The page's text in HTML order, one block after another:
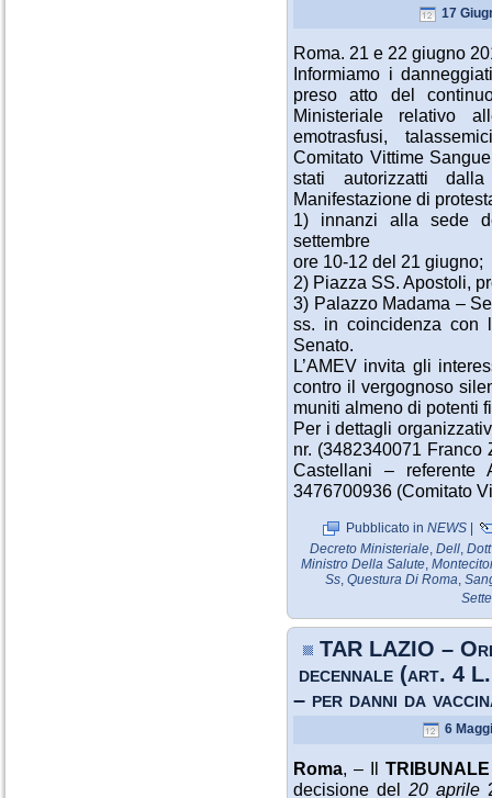
17
Roma. 21 e 22 giugno
Informiamo i
preso atto del
Ministeriale relativo
emotrasfusi,
Comitato Vittime
stati autorizzatti
Manifestazione di
1) innanzi alla sede
settembre
ore 10-12 del 21 giugno;
2) Piazza SS. Apostoli,
3) Palazzo Madama –
ss. in coincidenza con
Senato.
L’AMEV invita gli
contro il vergognoso
muniti almeno di potenti
Per i dettagli
nr. (3482340071
Castellani – referente
3476700936 (Comitato
Pubblicato in NEWS|
Decreto Ministeriale, Dell, Dott
Ministro Della Salute,
Ss, Questura Di Roma,
TAR LAZIO –
decennale (art. 4
– per danni da
6
Roma, – Il
decisione del 20 aprile